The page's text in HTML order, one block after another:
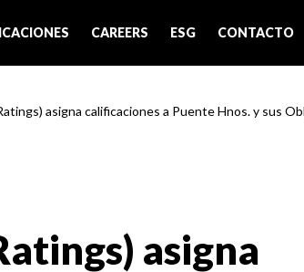
CAREERS ESG CONTACTO
asigna calificaciones a Puente Hnos. y sus
asigna